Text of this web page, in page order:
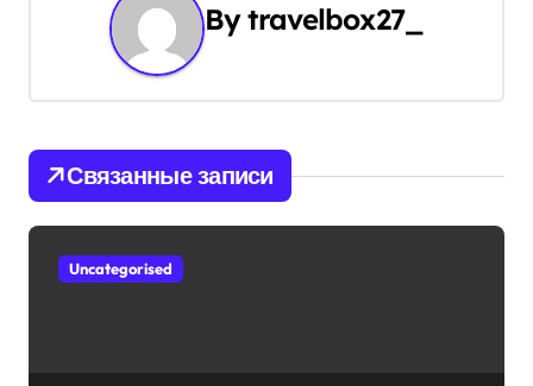
п
о
Bytravelbox27_
Связанные записи
Uncategorised